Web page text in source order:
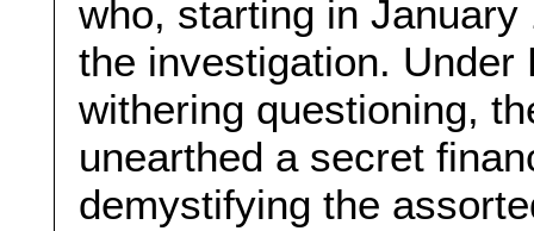
who, starting in
the investigation. Under
withering questioning,
unearthed a secret
demystifying the